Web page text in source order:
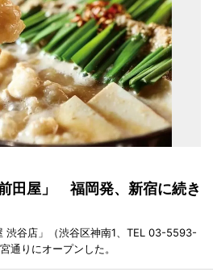
田屋」 福岡発、新宿に続き
渋谷店」（渋谷区神南1、TEL 03-5593-
通りにオープンした。